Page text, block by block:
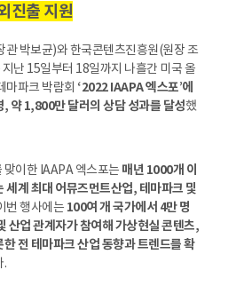
진출 지원
관 박보균)와 한국콘텐츠진흥원(원장 조
난 15일부터 18일까지 나흘간 미국 올
마파크 박람회 ‘2022 IAAPA 엑스포’에
, 약 1,800만 달러의 상담 성과를 달성했
이한 IAAPA 엑스포는 매년 1000개 이
세계 최대 어뮤즈먼트산업, 테마파크 및
번 행사에는 100여 개 국가에서 4만 명
산업 관계자가 참여해 가상현실 콘텐츠,
전 테마파크 산업 동향과 트렌드를 확
.